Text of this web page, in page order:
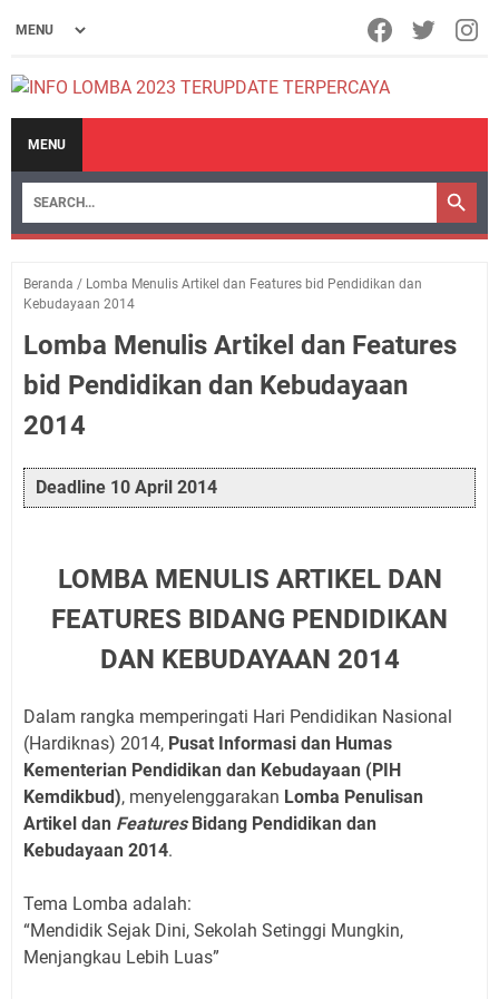
MENU
Beranda / Lomba Menulis Artikel dan Features bid Pendidikan dan
Kebudayaan 2014
Lomba Menulis Artikel dan Features
bid Pendidikan dan Kebudayaan
2014
Deadline 10 April 2014
LOMBA MENULIS ARTIKEL DAN
FEATURES BIDANG PENDIDIKAN
DAN KEBUDAYAAN 2014
Dalam rangka memperingati Hari Pendidikan Nasional
(Hardiknas) 2014, Pusat Informasi dan Humas
Kementerian Pendidikan dan Kebudayaan (PIH
Kemdikbud), menyelenggarakan Lomba Penulisan
Artikel dan FeaturesBidang Pendidikan dan
Kebudayaan 2014.
Tema Lomba adalah:
“Mendidik Sejak Dini, Sekolah Setinggi Mungkin,
Menjangkau Lebih Luas”